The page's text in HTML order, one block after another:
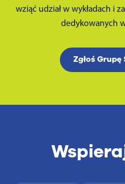
wziąć udział w wykładach i
dedykowanych
Zgłoś Grupę